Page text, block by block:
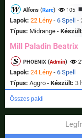
Alfons (Rare) 105
Lapok: 22 Lény - 6 Spell -
Típus: Midrange -
Mill Paladin Beatrix
PHOENIX (Admin)
Lapok: 24 Lény - 6 Spell
Típus: Aggro - Készült: 3
Összes pakli